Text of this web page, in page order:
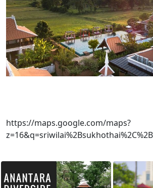
https://maps.google.com/maps?